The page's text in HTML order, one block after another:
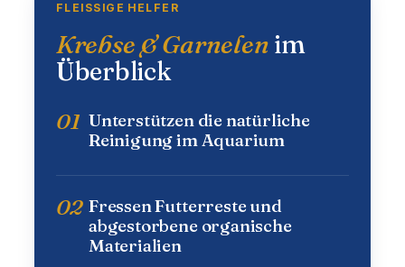
FLEISSIGE HELFER
Krebse & Garnelen im
Überblick
01 Unterstützen die natürliche
Reinigung im Aquarium
02 Fressen Futterreste und
abgestorbene organische
Materialien